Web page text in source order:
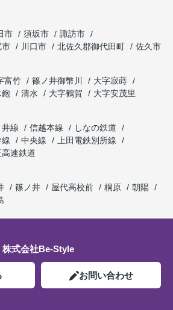
市 須坂市
諏訪市
市 川口市 北佐久郡御代田町
佐久市
富竹 篠ノ井御幣川
大字寂蒔
鉋 清水 大字鶴賀
大字安茂里
線 信越本線
しなの鉄道
中央線
上田電鉄別所線
速鉄道
篠ノ井 屋代高校前 桐原
朝陽
株式会社Be-Style
お問い合わせ